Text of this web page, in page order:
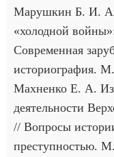
Марушкин Б. И.
«холодной
Современная
историография.
Махненко Е. А. Из
деятельности
// Вопросы
преступностью.